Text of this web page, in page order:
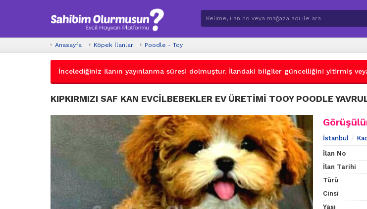
Anasayfa Köpek İlanları Poodle - Toy
İncelediğiniz ilanın yayınlanma süresi dolmuştur. İlandaki bilgiler güncelliğini yitirmiş
KIPKIRMIZI SAF KAN EVCİLBEBEKLER EV ÜRETİMİ TOOY POODLE
İstanbul
İlan No
İlan Tarihi
Türü
Cinsi
Yaşı